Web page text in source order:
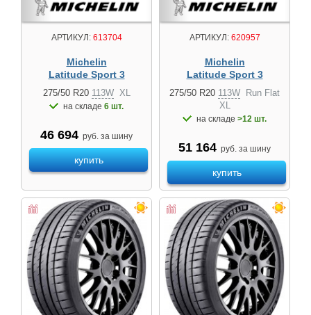
АРТИКУЛ:613704
Michelin
Latitude Sport 3
275/50 R20 113W XL
на складе 6 шт.
46 694 руб. за шину
купить
АРТИКУЛ:620957
Michelin
Latitude Sport 3
275/50 R20 113W
Run Flat
XL
на складе >12 шт.
51 164 руб. за шину
купить